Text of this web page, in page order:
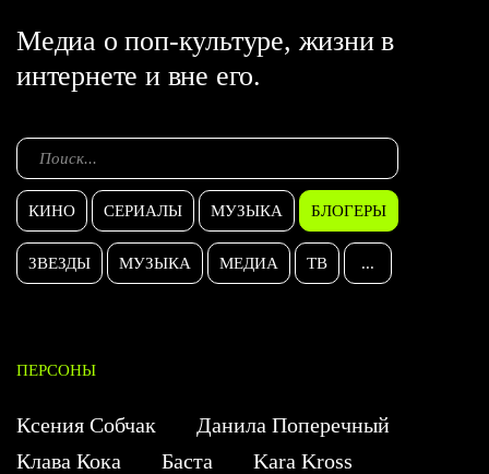
Медиа о поп-культуре, жизни в
интернете и вне его.
КИНО СЕРИАЛЫ МУЗЫКА БЛОГЕРЫ
ЗВЕЗДЫ МУЗЫКА МЕДИА ТВ ...
ПЕРСОНЫ
Ксения Собчак
Данила Поперечный
Клава Кока
Баста
Kara Kross